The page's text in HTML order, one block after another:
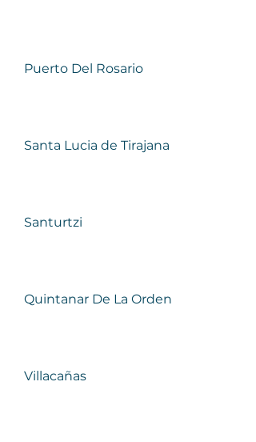
Puerto Del Rosario
Santa Lucia de Tirajana
Santurtzi
Quintanar De La Orden
Villacañas